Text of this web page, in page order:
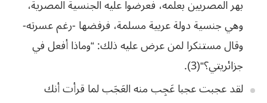
بهر المصريين بعلمه، فعرضوا عليه الجنسية المصرية،
وهي جنسية دولة عربية مسلمة، فرفضها -رغم عسرته-
وقال مستنكرا لمنعرضعليهذلك: “وماذاأفعلفي
جزائريتي؟“(
3
).
لقد عجبت عجبا عَجِب منه العَجَب لما قرأت أنك